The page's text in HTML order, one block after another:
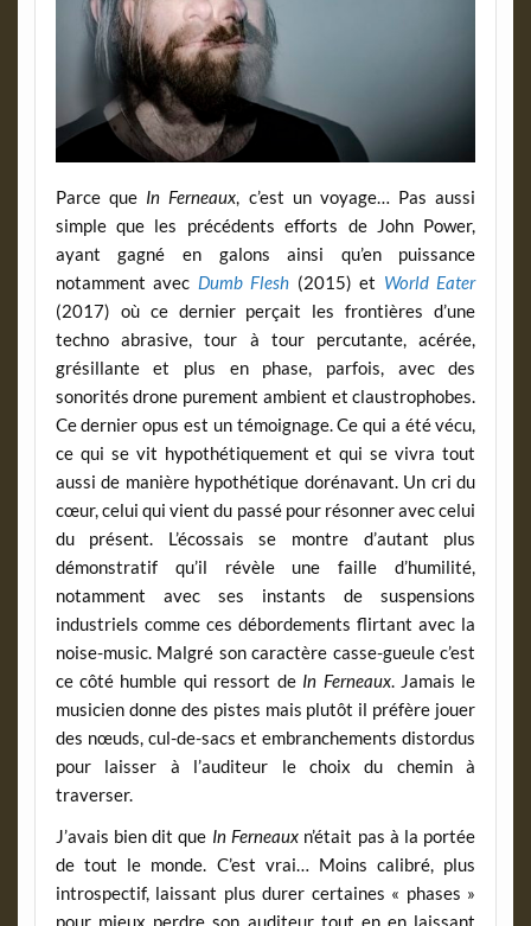
Parce que In Ferneaux, c’est un voyage… Pas aussi
simple que les précédents efforts de John Power,
ayant gagné en galons ainsi qu’en puissance
notamment avec Dumb Flesh (2015) et World Eater
(2017) où ce dernier perçait les frontières d’une
techno abrasive, tour à tour percutante, acérée,
grésillante et plus en phase, parfois, avec des
sonorités drone purement ambient et claustrophobes.
Ce dernier opus est un témoignage. Ce qui a été vécu,
ce qui se vit hypothétiquement et qui se vivra tout
aussi de manière hypothétique dorénavant. Un cri du
cœur, celui qui vient du passé pour résonner avec celui
du présent. L’écossais se montre d’autant plus
démonstratif qu’il révèle une faille d’humilité,
notamment avec ses instants de suspensions
industriels comme ces débordements flirtant avec la
noise-music. Malgré son caractère casse-gueule c’est
ce côté humble qui ressort de In Ferneaux. Jamais le
musicien donne des pistes mais plutôt il préfère jouer
des nœuds, cul-de-sacs et embranchements distordus
pour laisser à l’auditeur le choix du chemin à
traverser.
J’avais bien dit que In Ferneaux n’était pas à la portée
de tout le monde. C’est vrai… Moins calibré, plus
introspectif, laissant plus durer certaines « phases »